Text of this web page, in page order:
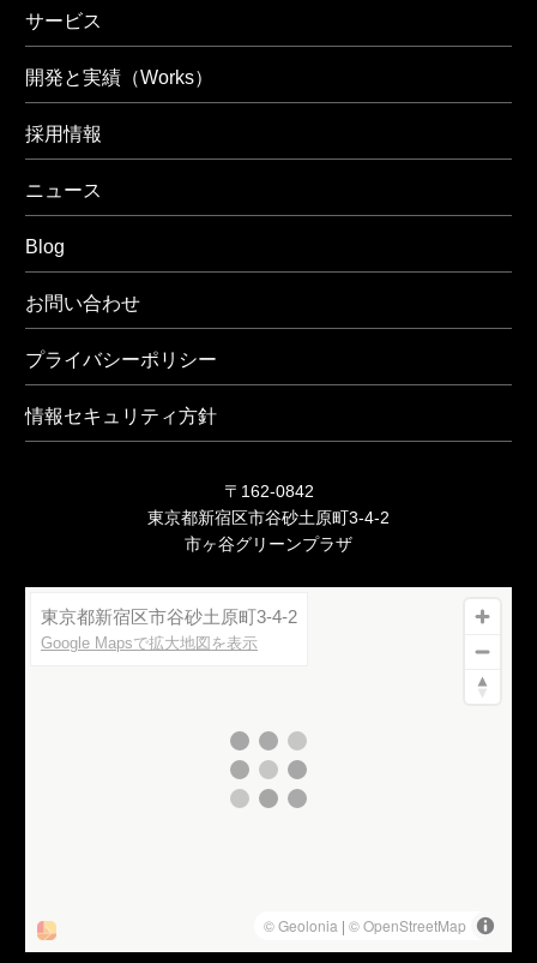
サービス
開発と実績（Works）
採用情報
ニュース
Blog
お問い合わせ
プライバシーポリシー
情報セキュリティ方針
〒162-0842
東京都新宿区市谷砂土原町3-4-2
市ヶ谷グリーンプラザ
東京都新宿区市谷砂土原町3-4-2
Google Mapsで拡大地図を表示